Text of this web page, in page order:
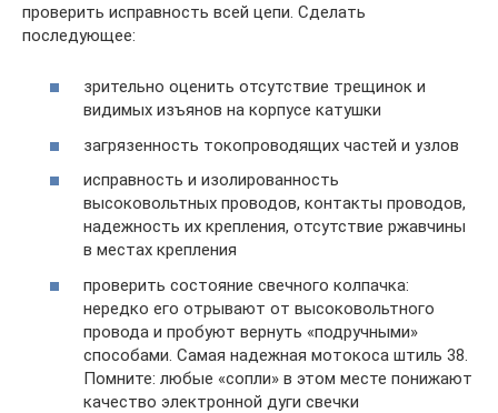
проверить исправность всей цепи. Сделать
последующее:
зрительно оценить отсутствие трещинок и
видимых изъянов на корпусе катушки
загрязенность токопроводящих частей и узлов
исправность и изолированность
высоковольтных проводов, контакты проводов,
надежность их крепления, отсутствие ржавчины
в местах крепления
проверить состояние свечного колпачка:
нередко его отрывают от высоковольтного
провода и пробуют вернуть «подручными»
способами. Самая надежная мотокоса штиль 38.
Помните: любые «сопли» в этом месте понижают
качество электронной дуги свечки